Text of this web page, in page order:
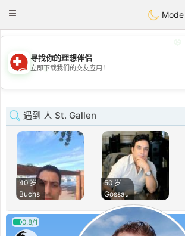
Suissi
Toggle
Mode
💖
💕
寻找你的理想伴侣
立即下载我们的交友应用！
遇到 人 St. Gallen
40 岁
Buchs
50 岁
Gossau
0.8/1